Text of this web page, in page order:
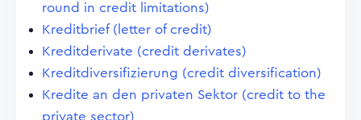
round in credit limitations)
Kreditbrief (letter of credit)
Kreditderivate (credit derivates)
Kreditdiversifizierung (credit diversification)
Kredite an den privaten Sektor (credit to the
private sector)